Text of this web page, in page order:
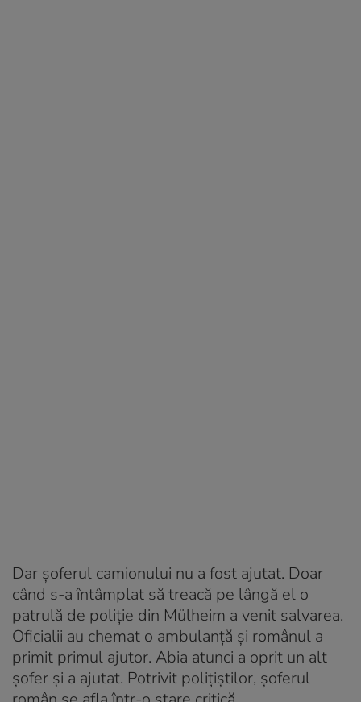
Dar șoferul camionului nu a fost ajutat. Doar
când s-a întâmplat să treacă pe lângă el o
patrulă de poliție din Mülheim a venit salvarea.
Oficialii au chemat o ambulanță și românul a
primit primul ajutor. Abia atunci a oprit un alt
șofer și a ajutat. Potrivit polițiștilor, șoferul